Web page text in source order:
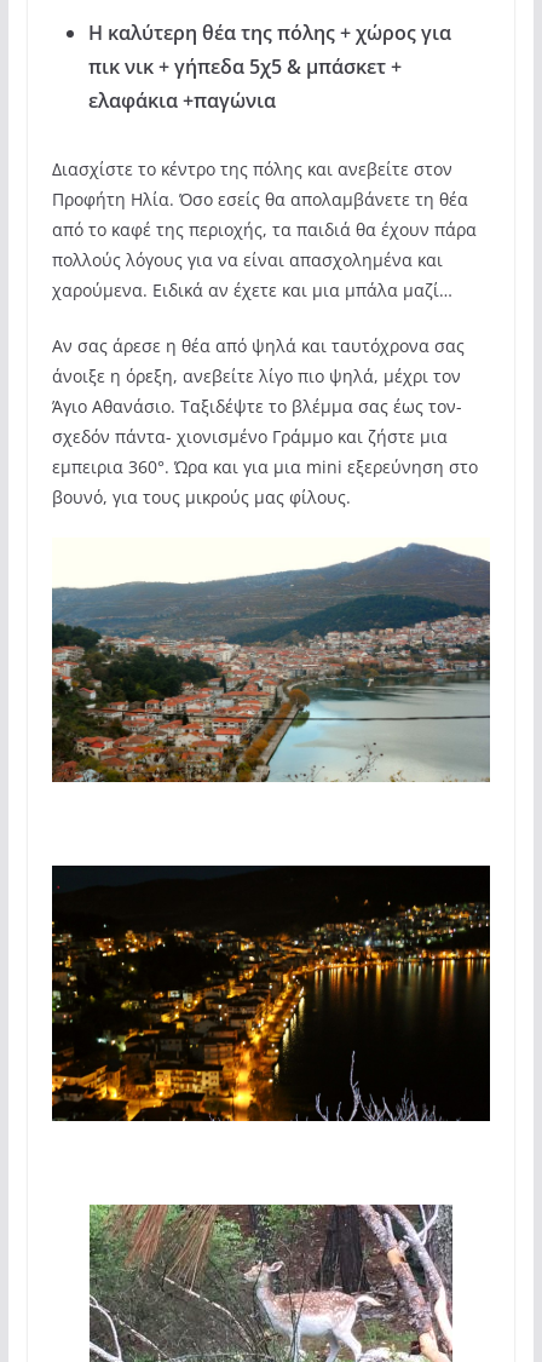
Η καλύτερη θέα της πόλης + χώρος για
πικ νικ + γήπεδα 5χ5 & μπάσκετ +
ελαφάκια +παγώνια
Διασχίστε το κέντρο της πόλης και ανεβείτε στον
Προφήτη Ηλία. Όσο εσείς θα απολαμβάνετε τη θέα
από το καφέ της περιοχής, τα παιδιά θα έχουν πάρα
πολλούς λόγους για να είναι απασχολημένα και
χαρούμενα. Ειδικά αν έχετε και μια μπάλα μαζί…
Αν σας άρεσε η θέα από ψηλά και ταυτόχρονα σας
άνοιξε η όρεξη, ανεβείτε λίγο πιο ψηλά, μέχρι τον
Άγιο Αθανάσιο. Ταξιδέψτε το βλέμμα σας έως τον-
σχεδόν πάντα- χιονισμένο Γράμμο και ζήστε μια
εμπειρια 360°. Ώρα και για μια mini εξερεύνηση στο
βουνό, για τους μικρούς μας φίλους.